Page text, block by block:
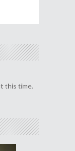
this time.